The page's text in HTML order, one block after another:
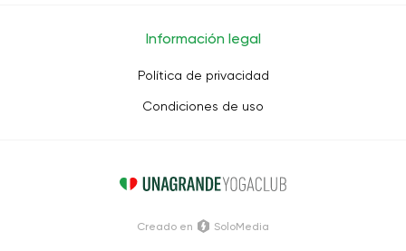
Información legal
Política de privacidad
Condiciones de uso
Creado en SoloMedia